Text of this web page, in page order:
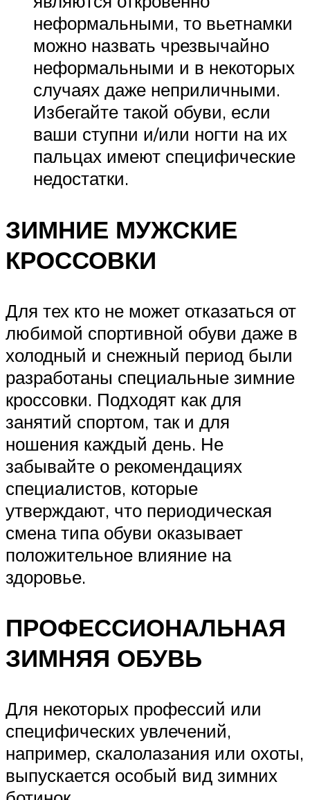
неформальными, то вьетнамки
можно назвать чрезвычайно
неформальными и в некоторых
случаях даже неприличными.
Избегайте такой обуви, если
ваши ступни и/или ногти на их
пальцах имеют специфические
недостатки.
ЗИМНИЕ МУЖСКИЕ
КРОССОВКИ
Для тех кто не может отказаться от
любимой спортивной обуви даже в
холодный и снежный период были
разработаны специальные зимние
кроссовки. Подходят как для
занятий спортом, так и для
ношения каждый день. Не
забывайте о рекомендациях
специалистов, которые
утверждают, что периодическая
смена типа обуви оказывает
положительное влияние на
здоровье.
ПРОФЕССИОНАЛЬНАЯ
ЗИМНЯЯ ОБУВЬ
Для некоторых профессий или
специфических увлечений,
например, скалолазания или охоты,
выпускается особый вид зимних